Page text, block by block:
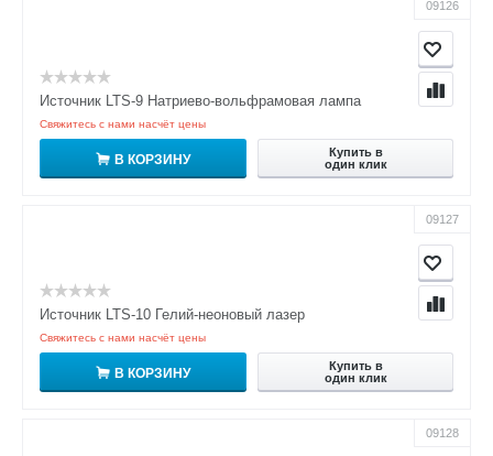
09126
Источник LTS-9 Натриево-вольфрамовая лампа
Свяжитесь с нами насчёт цены
В КОРЗИНУ
Купить в
один клик
09127
Источник LTS-10 Гелий-неоновый лазер
Свяжитесь с нами насчёт цены
В КОРЗИНУ
Купить в
один клик
09128